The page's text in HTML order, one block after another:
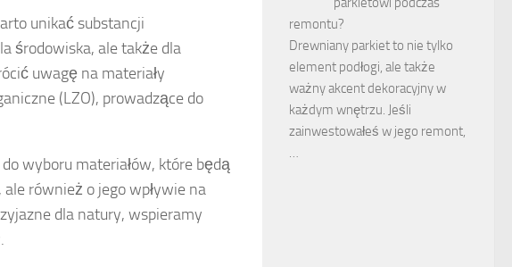
unikać substancji
środowiska, ale także dla
uwagę na materiały
(LZO), prowadzące do
wyboru materiałów, które będą
również o jego wpływie na
dla natury, wspieramy
remontu?
Drewniany parkiet to nie tylko
element podłogi, ale także
ważny akcent dekoracyjny w
każdym wnętrzu. Jeśli
zainwestowałeś w jego remont,
…